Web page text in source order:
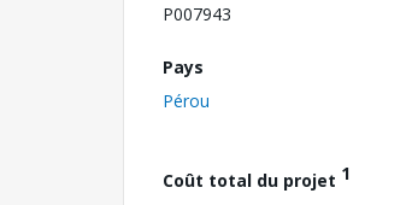
P007943
Pays
Pérou
Coût total du projet 1